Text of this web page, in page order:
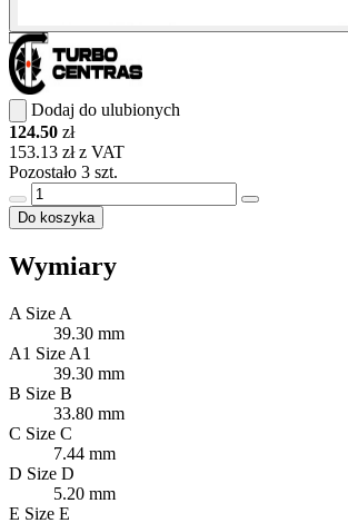
Dodaj do ulubionych
124.50 zł
153.13 zł z VAT
Pozostało 3 szt.
Do koszyka
Wymiary
A Size A
39.30 mm
A1 Size A1
39.30 mm
B Size B
33.80 mm
C Size C
7.44 mm
D Size D
5.20 mm
E Size E